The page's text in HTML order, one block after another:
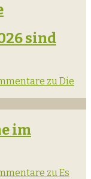
sind
zu Die
im
zu Es